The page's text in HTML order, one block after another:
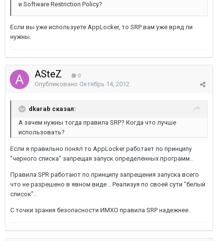
и Software Restriction Policy?
Если вы уже используете AppLocker, то SRP вам уже вряд ли
нужны.
ASteZ 0
Опубликовано Октябрь 14, 2012
dkarab сказал:
А зачем нужны тогда правила SRP? Когда что лучше
использовать?
Если я правильно понял то AppLocker работает по принципу
"черного списка" запрещая запуск определенных программ..
Правила SPR работают по принципу запрещения запуска всего
что не разрешено в явном виде .. Реализуя по своей сути "белый
список"..
С точки зрания безопасности ИМХО правила SRP надежнее..